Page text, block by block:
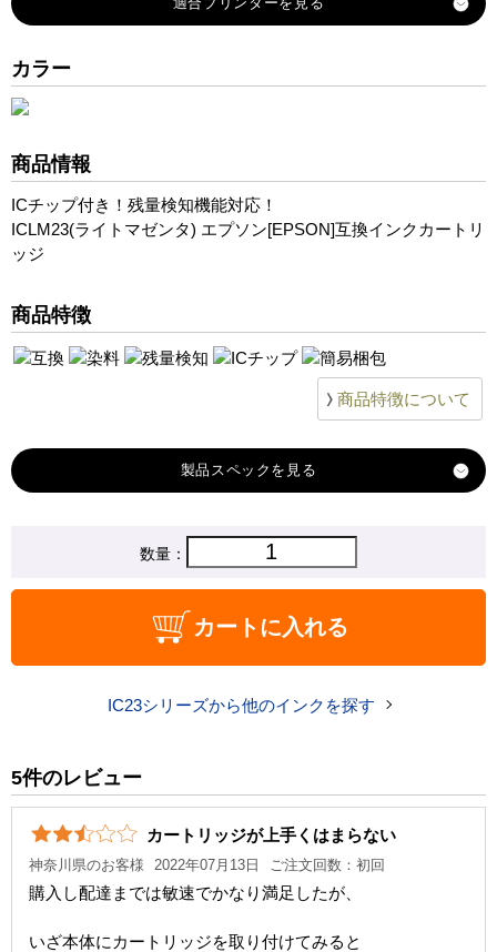
カラー
商品情報
ICチップ付き！残量検知機能対応！
ICLM23(ライトマゼンタ) エプソン[EPSON]互換インクカートリ
ッジ
商品特徴
商品特徴について
製品スペック
エプソン
ICLM23
640 円
カラー ライトマゼンタ
顔料・染料 染料
ICチップ あり
数量：
カートに入れる
IC23シリーズから他のインクを探す
5件のレビュー
カートリッジが上手くはまらない
神奈川県のお客様 2022年07月13日 ご注文回数：初回
購入し配達までは敏速でかなり満足したが、
いざ本体にカートリッジを取り付けてみると